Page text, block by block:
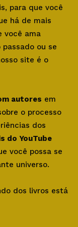
para que você
há de mais
você ama
ou se
site é o
autores em
o processo
dos
do YouTube
você possa se
universo.
dos livros está